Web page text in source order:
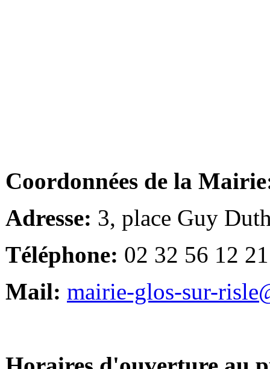
Coordonnées de la
Adresse: 3, place Guy
Téléphone: 02 32 56 12 21
Mail: mairie-glos-sur-